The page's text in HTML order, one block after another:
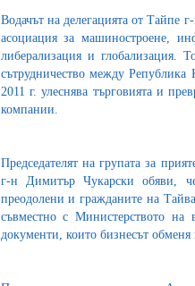
Водачът на делегацията от Тайпе
асоциация за машиностроене,
либерализация и глобализация.
сътрудничество между
2011 г. улеснява търговията и
компании.
Председателят на групата за
г-н Димитър Чукарски обяви,
преодолени и гражданите на
съвместно с Министерството
документи, които бизнесът обменя